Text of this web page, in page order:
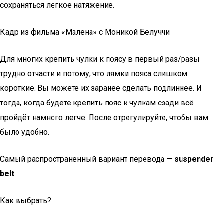
сохраняться легкое натяжение.
Кадр из фильма «Малена» с Моникой Белуччи
Для многих крепить чулки к поясу в первый раз/разы
трудно отчасти и потому, что лямки пояса слишком
короткие. Вы можете их заранее сделать подлиннее. И
тогда, когда будете крепить пояс к чулкам сзади всё
пройдёт намного легче. После отрегулируйте, чтобы вам
было удобно.
Самый распространенный вариант перевода — suspender
belt
Как выбрать?